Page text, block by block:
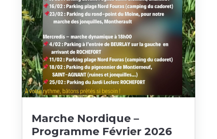
Marche Nordique –
Programme Février 2026